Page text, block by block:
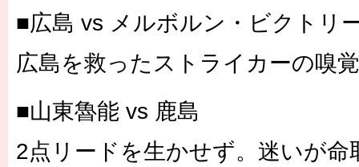
■広島 vs メルボルン・ビクトリ
広島を救ったストライカーの嗅覚
■山東魯能 vs 鹿島
2点リードを生かせず。迷いが命